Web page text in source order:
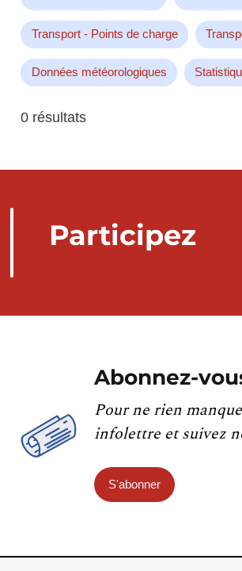
Transport - Points de charge
Données météorologiques
0 résultats
Participez
Abonnez-
Pour ne rien
infolettre et suivez
S'abonner